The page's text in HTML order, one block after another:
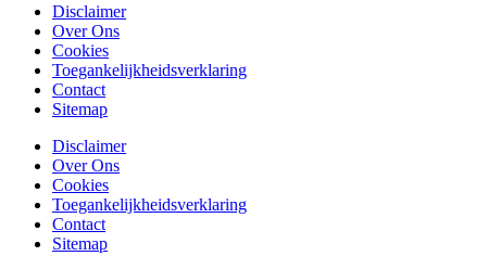
Disclaimer
Over Ons
Cookies
Toegankelijkheidsverklaring
Contact
Sitemap
Disclaimer
Over Ons
Cookies
Toegankelijkheidsverklaring
Contact
Sitemap